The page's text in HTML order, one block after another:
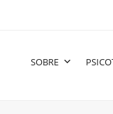
SOBRE